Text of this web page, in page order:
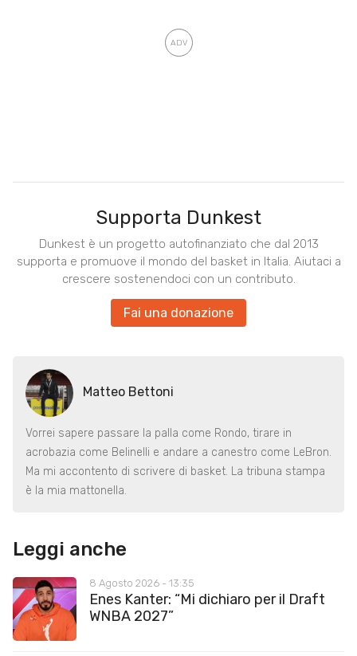
Supporta Dunkest
Dunkest è un progetto autofinanziato che dal 2013
supporta e promuove il mondo del basket in Italia. Aiutaci a
crescere sostenendoci con un contributo.
Fai una donazione
Matteo Bettoni
Vorrei sapere passare la palla come Rondo, tirare in
acrobazia come Belinelli e andare a canestro come LeBron.
Ma mi accontento di scrivere di basket. La tribuna stampa
è la mia mattonella.
Leggi anche
8 Agosto 2026 - 13:35
Enes Kanter: “Mi dichiaro per il Draft
WNBA 2027”